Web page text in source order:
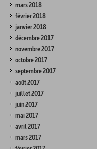
mars 2018
février 2018
janvier 2018
décembre 2017
novembre 2017
octobre 2017
septembre 2017
août 2017
juillet 2017
juin 2017
mai 2017
avril 2017
mars 2017